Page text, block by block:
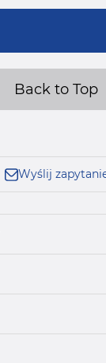
Back to Top
Wyślij